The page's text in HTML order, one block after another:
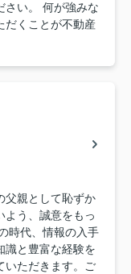
さい。 何が強みな
だくことが不動産
父親として恥ずか
よう、誠意をもっ
時代、情報の入手
識と豊富な経験を
いただきます。ご